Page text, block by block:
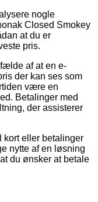
nogle
Closed Smokey
at du er
pris.
af at en e-
der kan ses som
være en
Betalinger med
der assisterer
kort eller betalinger
nytte af en løsning
du ønsker at betale